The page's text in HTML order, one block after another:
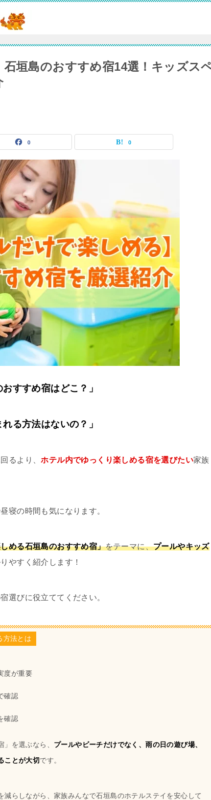
垣島のおすすめ宿14選！キッズス
0 0
すすめ宿はどこ？」
る方法はないの？」
るより、ホテル内でゆっくり楽しめる宿を選びたい家族
寝の時間も気になります。
める石垣島のおすすめ宿」をテーマに、プールやキッズ
やすく紹介します！
選びに役立ててください。
方法とは
度が重要
確認
確認
」を選ぶなら、 プールやビーチだけでなく、雨の日の遊び場、
ことが大切です。
らしながら、家族みんなで石垣島のホテルステイを安心して